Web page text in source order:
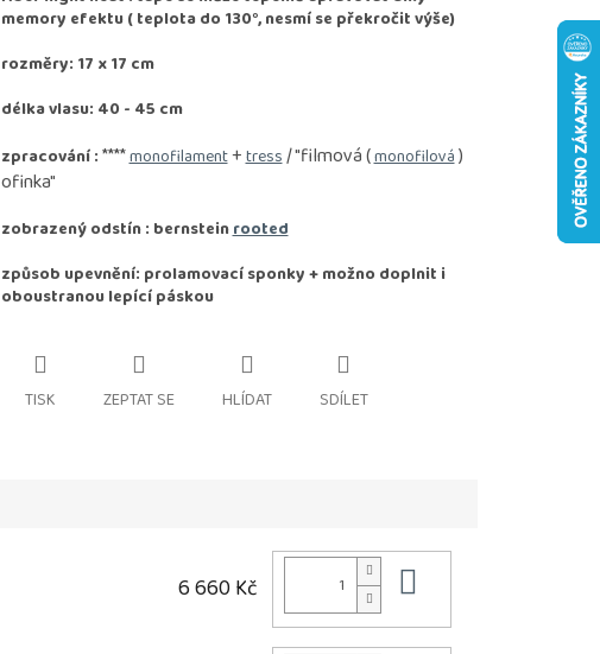
memory efektu ( teplota do 130°, nesmí se překročit výše)
rozměry: 17 x 17 cm
délka vlasu: 40 - 45 cm
zpracování :****monofilament+tress/ "filmová (monofilová)
ofinka"
zobrazený odstín : bernsteinrooted
způsob upevnění: prolamovací sponky + možno doplnit i
oboustranou lepící páskou
TISK ZEPTAT SE HLÍDAT SDÍLET
6 660 Kč